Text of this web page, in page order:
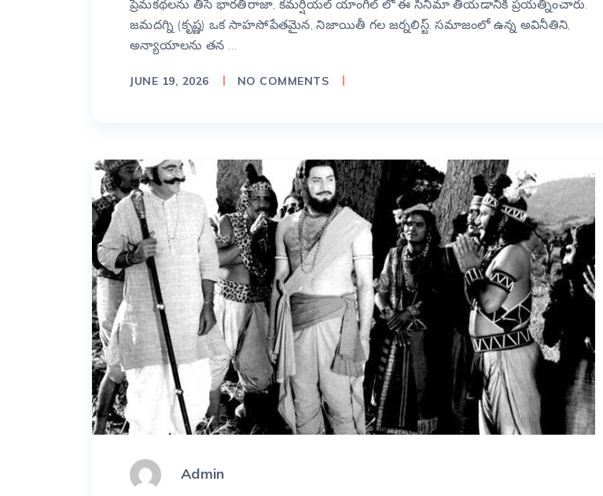
ప్రేమకథలను తీసే భారతీరాజా, కమర్షియల్ యాంగిల్ లో ఈ సినిమా తీయడానికి ప్రయత్నించారు.
జమదగ్ని (కృష్ణ) ఒక సాహసోపేతమైన, నిజాయితీ గల జర్నలిస్ట్. సమాజంలో ఉన్న అవినీతిని,
అన్యాయాలను తన …
JUNE 19, 2026 NO COMMENTS
Admin